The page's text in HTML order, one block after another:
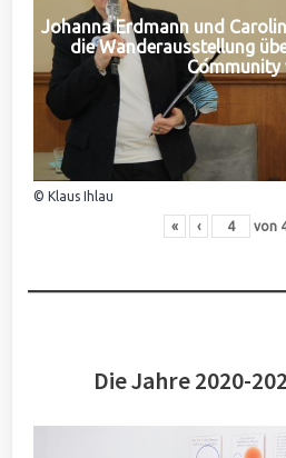
Johanna Erdmann und
die Wanderausstellung
Community
© Klaus Ihlau
« ‹ von
Die Jahre 2020-